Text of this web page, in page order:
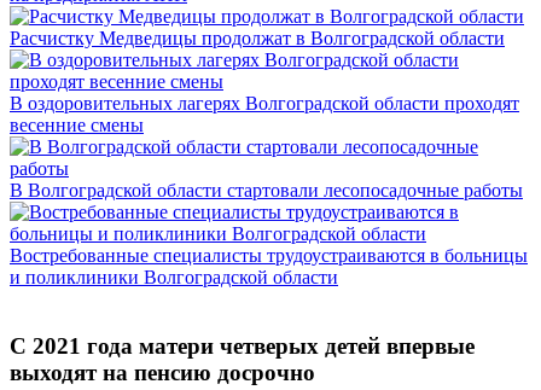
Расчистку Медведицы продолжат в Волгоградской области
В оздоровительных лагерях Волгоградской области проходят
весенние смены
В Волгоградской области стартовали лесопосадочные работы
Востребованные специалисты трудоустраиваются в больницы
и поликлиники Волгоградской области
С 2021 года матери четверых детей впервые
выходят на пенсию досрочно